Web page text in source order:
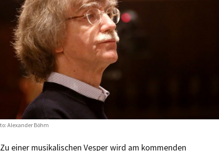
Alexander Böhm
Zu einer musikalischen Vesper wird am kommenden